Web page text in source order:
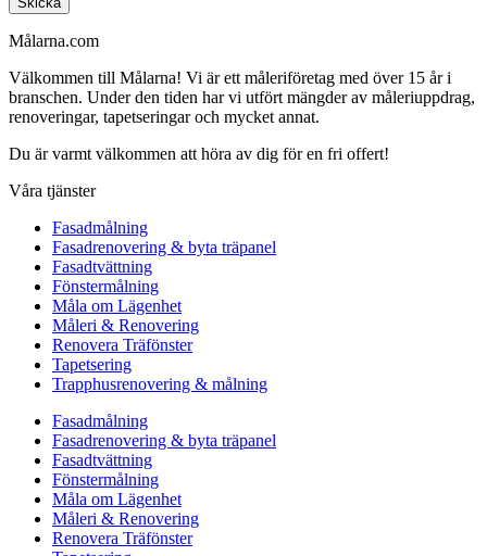
Målarna.com
Välkommen till Målarna! Vi är ett måleriföretag med över 15 år i
branschen. Under den tiden har vi utfört mängder av måleriuppdrag,
renoveringar, tapetseringar och mycket annat.
Du är varmt välkommen att höra av dig för en fri offert!
Våra tjänster
Fasadmålning
Fasadrenovering & byta träpanel
Fasadtvättning
Fönstermålning
Måla om Lägenhet
Måleri & Renovering
Renovera Träfönster
Tapetsering
Trapphusrenovering & målning
Fasadmålning
Fasadrenovering & byta träpanel
Fasadtvättning
Fönstermålning
Måla om Lägenhet
Måleri & Renovering
Renovera Träfönster